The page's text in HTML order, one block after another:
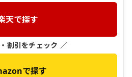
天で探す
割引をチェック ／
で探す